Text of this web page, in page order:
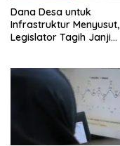
Dana Desa untuk
Infrastruktur Menyusut,
Legislator Tagih Janji